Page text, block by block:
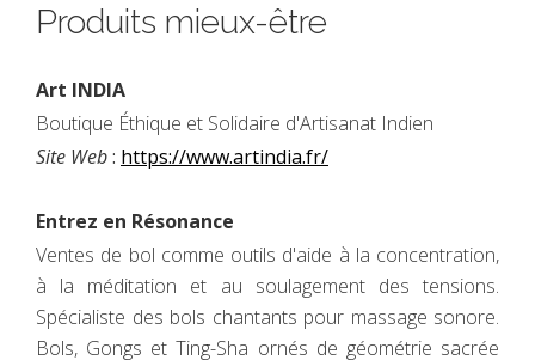
Produits mieux-être
Art INDIA
Boutique Éthique et Solidaire d'Artisanat Indien
Site Web: https://www.artindia.fr/
Entrez en Résonance
Ventes de bol comme outils d'aide à la concentration,
à la méditation et au soulagement des tensions.
Spécialiste des bols chantants pour massage sonore.
Bols, Gongs et Ting-Sha ornés de géométrie sacrée